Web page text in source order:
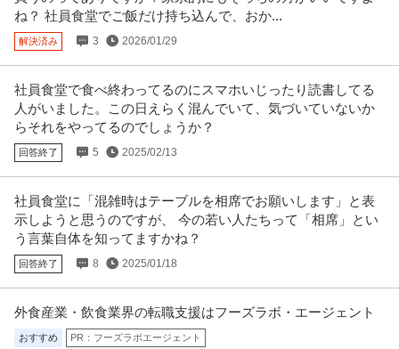
ね？ 社員食堂でご飯だけ持ち込んで、おか...
解決済み 3 2026/01/29
社員食堂で食べ終わってるのにスマホいじったり読書してる
人がいました。この日えらく混んでいて、気づいていないか
らそれをやってるのでしょうか？
回答終了 5 2025/02/13
社員食堂に「混雑時はテーブルを相席でお願いします」と表
示しようと思うのですが、 今の若い人たちって「相席」とい
う言葉自体を知ってますかね？
回答終了 8 2025/01/18
外食産業・飲食業界の転職支援はフーズラボ・エージェント
おすすめ PR：フーズラボエージェント